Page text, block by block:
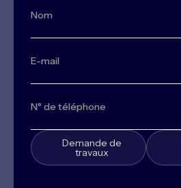
Demande de
travaux